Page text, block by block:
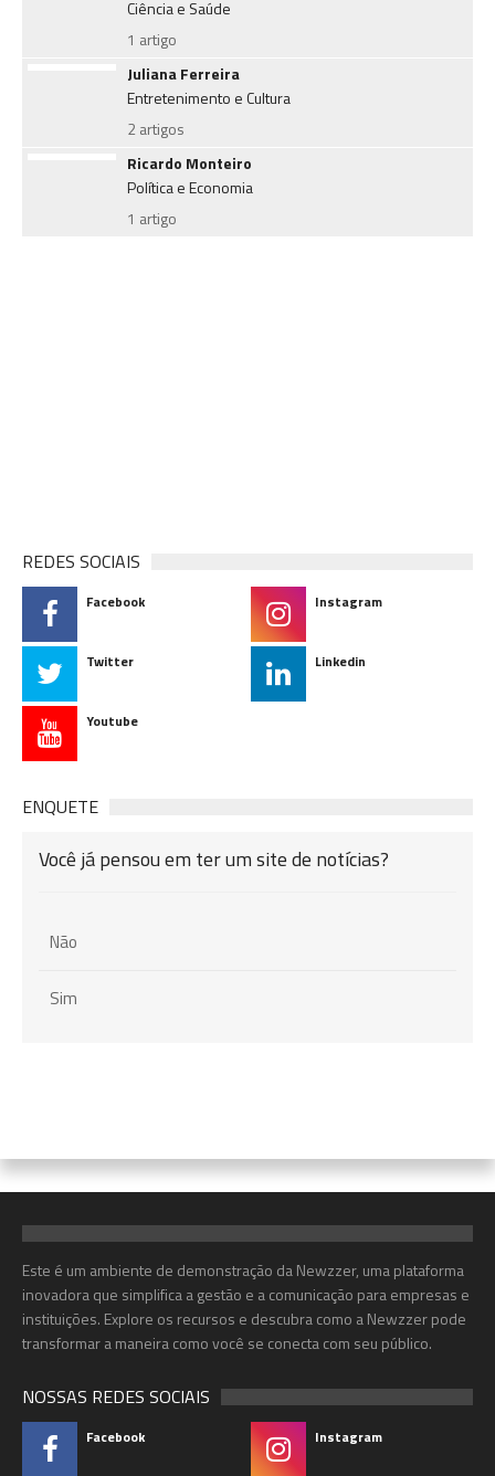
Ciência e Saúde
1 artigo
Juliana Ferreira
Entretenimento e Cultura
2 artigos
Ricardo Monteiro
Política e Economia
1 artigo
REDES SOCIAIS
Facebook Instagram
Twitter Linkedin
Youtube
ENQUETE
Você já pensou em ter um site de notícias?
Não
Sim
Este é um ambiente de demonstração da Newzzer, uma plataforma
inovadora que simplifica a gestão e a comunicação para empresas e
instituições. Explore os recursos e descubra como a Newzzer pode
transformar a maneira como você se conecta com seu público.
NOSSAS REDES SOCIAIS
Facebook Instagram